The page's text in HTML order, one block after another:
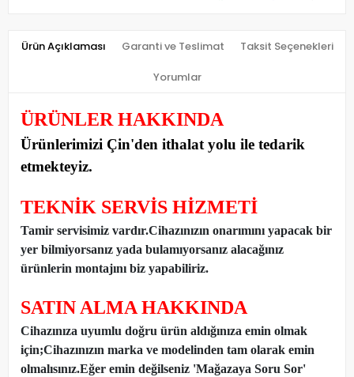
Ürün Açıklaması Garanti ve Teslimat Taksit Seçenekleri
Yorumlar
ÜRÜNLER HAKKINDA
Ürünlerimizi Çin'den ithalat yolu ile tedarik
etmekteyiz.
TEKNİK SERVİS HİZMETİ
Tamir servisimiz vardır.Cihazınızın onarımını yapacak bir
yer bilmiyorsanız yada bulamıyorsanız alacağınız
ürünlerin montajını biz yapabiliriz.
SATIN ALMA HAKKINDA
Cihazınıza uyumlu doğru ürün aldığınıza emin olmak
için;Cihazınızın marka ve modelinden tam olarak emin
olmalısınız.Eğer emin değilseniz 'Mağazaya Soru Sor'